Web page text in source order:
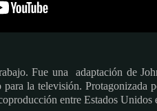
Fue una adaptación de
para la televisión. Protagonizada
entre Estados Unidos